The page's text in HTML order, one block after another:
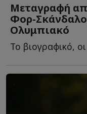
Μεταγραφή
Φορ-
Ολυμπιακό